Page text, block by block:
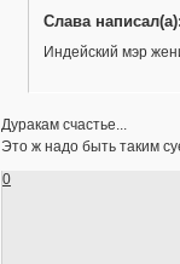
Слава написал(а):
Индейский мэр
Дуракам счастье...
Это ж надо быть таким
0